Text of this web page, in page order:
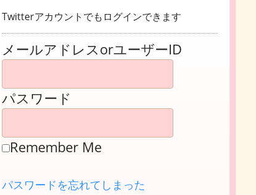
Twitterアカウントでもログインできます
メールアドレスorユーザーID
パスワード
Remember Me
パスワードを忘れてしまった